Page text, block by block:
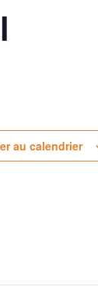
au calendrier